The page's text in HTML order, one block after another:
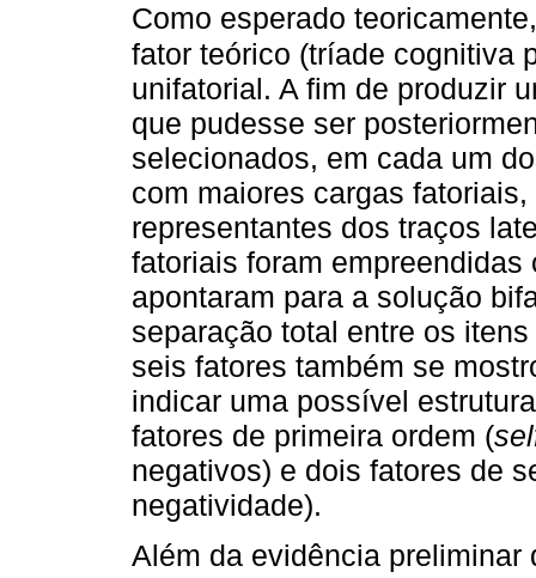
Como esperado
fator teórico (tríade cognitiva
unifatorial. A fim de produzir
que pudesse ser
selecionados, em cada um
com maiores cargas
representantes dos traços
fatoriais foram
apontaram para a solução
separação total entre os
seis fatores também se
indicar uma possível
fatores de primeira ordem (
negativos) e dois fatores de
negatividade).
Além da evidência